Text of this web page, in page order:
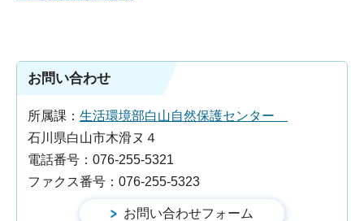
お問い合わせ
所属課： 生活環境部白山自然保護センター
石川県白山市木滑ヌ４
電話番号：076-255-5321
ファクス番号：076-255-5323